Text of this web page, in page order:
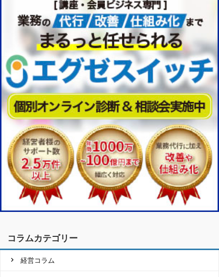
コラムカテゴリー
経営コラム